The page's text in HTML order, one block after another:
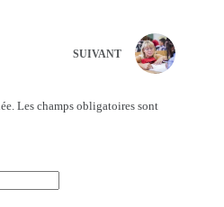
SUIVANT
Les champs obligatoires sont